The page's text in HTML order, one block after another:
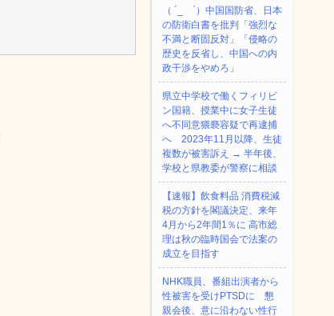
（ ´_ゝ`）中国国防省、日本
の防衛白書を批判「強烈な
不満と断固反対」「侵略の
歴史を反省し、中国への内
政干渉をやめろ」
県立中学校で働くフィリピ
ン国籍、授業中に女子生徒
へ不同意猥褻容疑で再逮捕
へ 2023年11月以降、生徒
複数が被害訴え → 半年後、
学校と県教委が警察に相談
【速報】飲食料品 消費税減
税の方針を閣議決定、来年
4月から2年間1％に 高市総
理は秋の臨時国会で法案の
成立を目指す
NHK職員、番組出演者から
性被害を受けPTSDに 懇
親会後、意に沿わない性行